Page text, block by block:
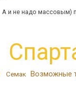
А и не надо массовым)
Семак Возможные